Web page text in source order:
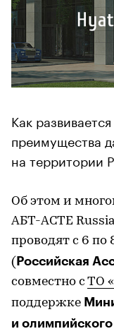
Как
преимущества
на территории
Об этом и
АБТ-ACTE
проводят c 6 по
( Российская
совместно сТО
поддержке
и